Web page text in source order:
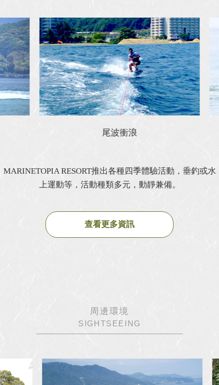
尾波衝浪
MARINETOPIA RESORT推出各種四季體驗活動，垂釣或水
上運動等，活動種類多元，動靜兼備。
查看更多資訊
周邊環境
SIGHTSEEING